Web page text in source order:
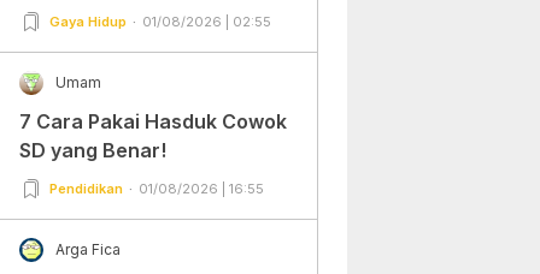
Gaya Hidup 01/08/2026 | 02:55
Umam
7 Cara Pakai Hasduk Cowok
SD yang Benar!
Pendidikan 01/08/2026 | 16:55
Arga Fica